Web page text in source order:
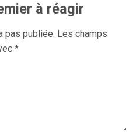
à réagir
pas publiée. Les champs
*